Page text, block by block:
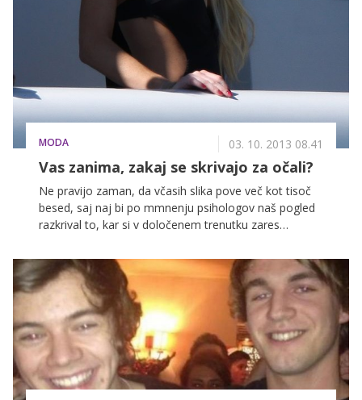
najbolj ogroženih ženskah, uvajanje novih,
učinkovitejših načinov zdravljenja ter vse večji
poudarek na raziskovanju vzrokov za nastanek raka.
Prav v eni izmed zadnjih raziskav so strokovnjaki na
Univerzi v Washingtonu ugotovili, da naj bi
vsakodnevno uživanje alkoholnih pijač pri mladih
ženskah povečevalo tveganje za nastanek malignih
obolenj.
MODA 03. 10. 2013 08.41
Vas zanima, zakaj se skrivajo za očali?
Ne pravijo zaman, da včasih slika pove več kot tisoč
besed, saj naj bi po mmnenju psihologov naš pogled
razkrival to, kar si v določenem trenutku zares
zakaj se toliko zvezdnic in zvezdnikov vse leto skriva
za temnimi sončnimi očali …